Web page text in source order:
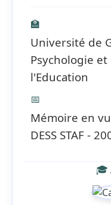
🏫
Université de
Psychologie et
l'Education
📅
Mémoire en
DESS STAF -
🎓